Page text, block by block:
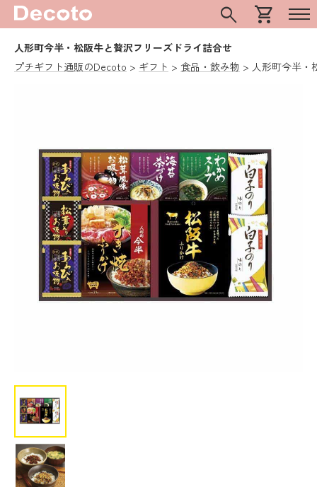
search shopping_cart
人形町今半・松阪牛と贅沢フリーズドライ詰合せ
プチギフト通販のDecoto
ギフト 食品・飲み物 人形町今半・